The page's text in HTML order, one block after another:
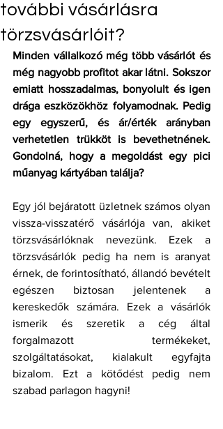
további vásárlásra
törzsvásárlóit?
Minden vállalkozó még több vásárlót és
még nagyobb profitot akar látni. Sokszor
emiatt hosszadalmas, bonyolult és igen
drága eszközökhöz folyamodnak. Pedig
egy egyszerű, és ár/érték arányban
verhetetlen trükköt is bevethetnének.
Gondolná, hogy a megoldást egy pici
műanyag kártyában találja?
Egy jól bejáratott üzletnek számos olyan
vissza-visszatérő vásárlója van, akiket
törzsvásárlóknak nevezünk. Ezek a
törzsvásárlók pedig ha nem is aranyat
érnek, de forintosítható, állandó bevételt
egészen biztosan jelentenek a
kereskedők számára. Ezek a vásárlók
ismerik és szeretik a cég által
forgalmazott termékeket,
szolgáltatásokat, kialakult egyfajta
bizalom. Ezt a kötődést pedig nem
szabad parlagon hagyni!